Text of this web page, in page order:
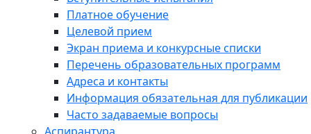
Платное обучение
Целевой прием
Экран приема и конкурсные списки
Перечень образовательных программ
Адреса и контакты
Информация обязательная для публикации
Часто задаваемые вопросы